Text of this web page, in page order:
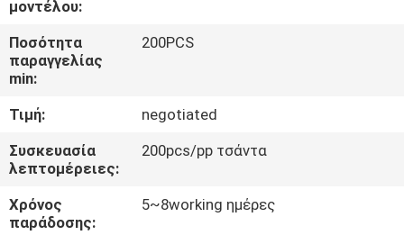
ΠΟΙΟΤΙΚΌΣ
ΈΛΕΓΧΟΣ
ΕΛΆΤΕ
ΣΕ
ΕΠΑΦΉ
ΜΕ
μοντέλου:
Ποσότητα
παραγγελίας
min:
200PCS
Τιμή:
negotiated
Συσκευασία
λεπτομέρειες:
200pcs/pp τσάντα
Χρόνος
παράδοσης:
5~8working ημέρες